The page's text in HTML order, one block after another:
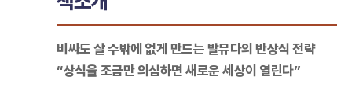
비싸도 살 수밖에 없게 만드는 발뮤다의 반상식 전략
“상식을 조금만 의심하면 새로운 세상이 열린다”